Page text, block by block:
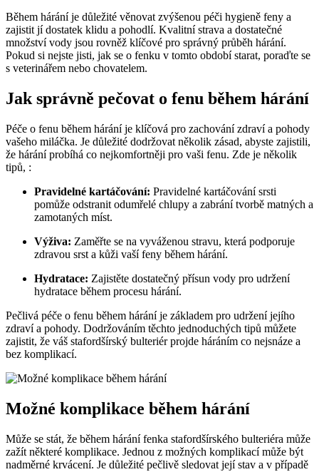
Během hárání je důležité věnovat zvýšenou péči hygieně feny a
zajistit jí dostatek klidu a pohodlí. Kvalitní strava a dostatečné
množství vody jsou rovněž klíčové pro správný průběh hárání.
Pokud si nejste jisti, jak se o fenku v tomto období starat, poraďte se
s veterinářem nebo chovatelem.
Jak správně pečovat o fenu během hárání
Péče o fenu během hárání je klíčová pro zachování zdraví a pohody
vašeho miláčka. Je důležité dodržovat několik zásad, abyste zajistili,
že hárání probíhá co nejkomfortněji pro vaši fenu. Zde je několik
tipů, :
Pravidelné kartáčování: Pravidelné kartáčování srsti
pomůže odstranit odumřelé chlupy a zabrání tvorbě matných a
zamotaných míst.
Výživa: Zaměřte se na vyváženou stravu, která podporuje
zdravou srst a kůži vaší feny během hárání.
Hydratace: Zajistěte dostatečný přísun vody pro udržení
hydratace během procesu hárání.
Pečlivá péče o fenu během hárání je základem pro udržení jejího
zdraví a pohody. Dodržováním těchto jednoduchých tipů můžete
zajistit, že váš stafordšírský bulteriér projde háráním co nejsnáze a
bez komplikací.
Možné komplikace během hárání
Může se stát, že během hárání fenka stafordšírského bulteriéra může
zažít některé komplikace. Jednou z možných komplikací může být
nadměrné krvácení. Je důležité pečlivě sledovat její stav a v případě